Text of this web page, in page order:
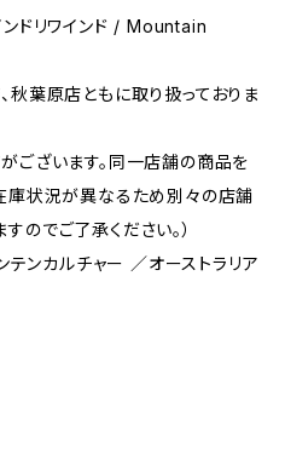
ドリワインド / Mountain
秋葉原店ともに取り扱っておりま
ございます。同一店舗の商品を
庫状況が異なるため別々の店舗
のでご了承ください。）
カルチャー ／オーストラリア